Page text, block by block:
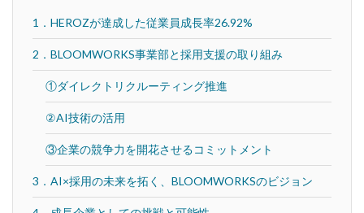
1．HEROZが達成した従業員成長率26.92%
2．BLOOMWORKS事業部と採用支援の取り組み
①ダイレクトリクルーティング推進
②AI技術の活用
③企業の競争力を開花させるコミットメント
3．AI×採用の未来を拓く、BLOOMWORKSのビジョン